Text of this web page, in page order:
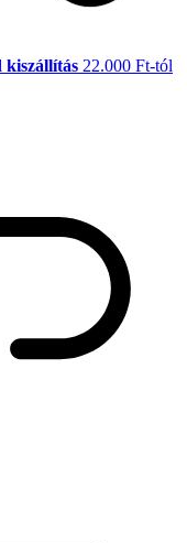
kiszállítás 22.000 Ft-tól